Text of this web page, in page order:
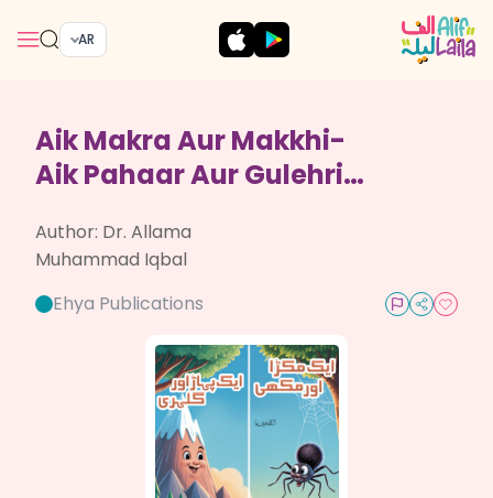
AR
Aik Makra Aur Makkhi-
Aik Pahaar Aur Gulehri
Author: Dr. Allama
Muhammad Iqbal
Ehya Publications